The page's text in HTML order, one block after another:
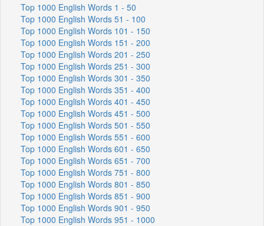
Top 1000 English Words 1 - 50
Top 1000 English Words 51 - 100
Top 1000 English Words 101 - 150
Top 1000 English Words 151 - 200
Top 1000 English Words 201 - 250
Top 1000 English Words 251 - 300
Top 1000 English Words 301 - 350
Top 1000 English Words 351 - 400
Top 1000 English Words 401 - 450
Top 1000 English Words 451 - 500
Top 1000 English Words 501 - 550
Top 1000 English Words 551 - 600
Top 1000 English Words 601 - 650
Top 1000 English Words 651 - 700
Top 1000 English Words 751 - 800
Top 1000 English Words 801 - 850
Top 1000 English Words 851 - 900
Top 1000 English Words 901 - 950
Top 1000 English Words 951 - 1000